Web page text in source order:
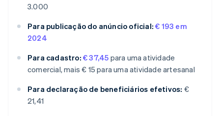
3.000
Para publicação do anúncio oficial: € 193 em
2024
Para cadastro: € 37,45 para uma atividade
comercial, mais € 15 para uma atividade artesanal
Para declaração de beneficiários efetivos: €
21,41